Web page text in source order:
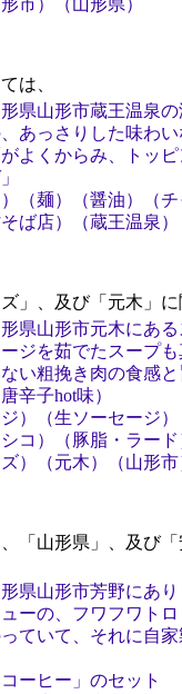
は、
県山形市蔵王温泉
あっさりした味わ
よくからみ、トッ
（麺）（醤油）（チ
ば店）（蔵王温泉）
」、及び「元木」に
県山形市元木にあ
ジを茹でたスープ
い粗挽き肉の食感
辛子hot味）
）（生ソーセージ
コ）（豚脂・ラー
）（元木）（山形市
「山形県」、及び「
県山形市芳野にあ
ーの、フワフワト
ていて、それに自
ーヒー」のセット